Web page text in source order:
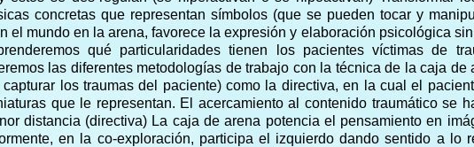
concretas que representan símbolos (que se pueden tocar y
el mundo en la arena, favorece la expresión y elaboración psicológica
qué particularidades tienen los pacientes víctimas de
las diferentes metodologías de trabajo con la técnica de la caja de
los traumas del paciente) como la directiva, en la cual el
que le representan. El acercamiento al contenido traumático se
distancia (directiva) La caja de arena potencia el pensamiento en
en la co-exploración, participa el izquierdo dando sentido a lo